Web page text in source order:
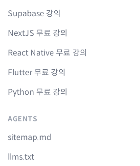
Supabase 강의
NextJS 무료 강의
React Native 무료 강의
Flutter 무료 강의
Python 무료 강의
AGENTS
sitemap.md
llms.txt